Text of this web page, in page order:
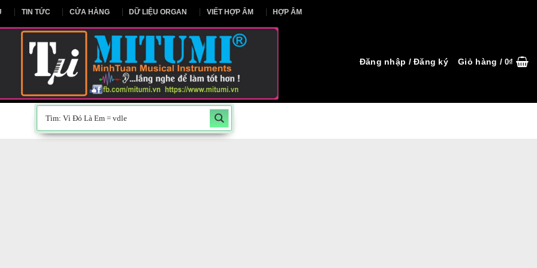
CHỦ TIN TỨC CỬA HÀNG DỮ LIỆU ORGAN VIẾT HỢP ÂM
Đăng nhập / Đăng ký